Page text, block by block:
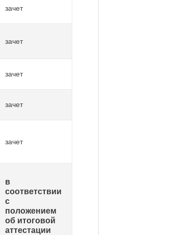
зачет
зачет
зачет
зачет
зачет
в
соответствии
с
положением
об итоговой
аттестации